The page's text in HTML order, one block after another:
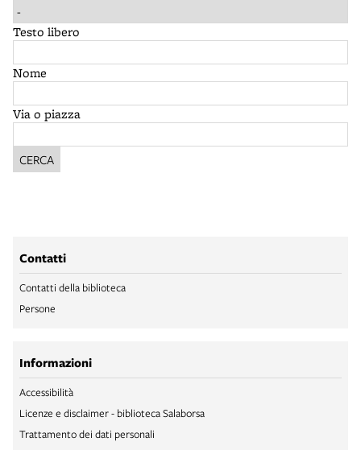
Testo libero
Nome
Via o piazza
CERCA
Contatti
Contatti della biblioteca
Persone
Informazioni
Accessibilità
Licenze e disclaimer - biblioteca Salaborsa
Trattamento dei dati personali